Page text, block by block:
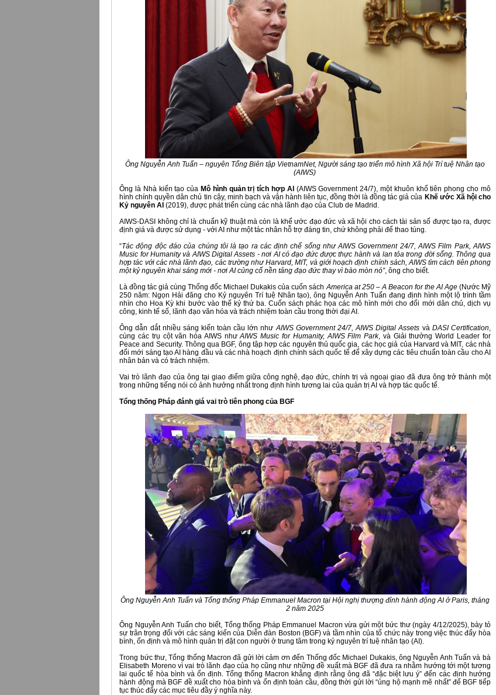
Ông Nguyễn Anh Tuấn – nguyên Tổng Biên tập VietnamNet, Người sáng tạo triển mô hình Xã hội Trí tuệ Nhân tạo
(AIWS)
Ông là Nhà kiến tạo của Mô hình quản trị tích hợp AI (AIWS Government 24/7), một khuôn khổ tiên phong cho mô
hình chính quyền dân chủ tin cậy, minh bạch và vận hành liên tục, đồng thời là đồng tác giả của Khế ước Xã hội cho
Kỷ nguyên AI (2019), được phát triển cùng các nhà lãnh đạo của Club de Madrid.
AIWS-DASI không chỉ là chuẩn kỹ thuật mà còn là khế ước đạo đức và xã hội cho cách tài sản số được tạo ra, được
định giá và được sử dụng - với AI như một tác nhân hỗ trợ đáng tin, chứ không phải để thao túng.
“Tác động độc đáo của chúng tôi là tạo ra các định chế sống như AIWS Government 24/7, AIWS Film Park, AIWS
Music for Humanity và AIWS Digital Assets - nơi AI có đạo đức được thực hành và lan tỏa trong đời sống. Thông qua
hợp tác với các nhà lãnh đạo, các trường như Harvard, MIT, và giới hoạch định chính sách, AIWS tìm cách tiên phong
một kỷ nguyên khai sáng mới - nơi AI củng cố nền tảng đạo đức thay vì bào mòn nó”, ông cho biết.
Là đồng tác giả cùng Thống đốc Michael Dukakis của cuốn sáchAmerica at 250 – A Beacon for the AI Age(Nước Mỹ
250 năm: Ngọn Hải đăng cho Kỷ nguyên Trí tuệ Nhân tạo), ông Nguyễn Anh Tuấn đang định hình một lộ trình tầm
nhìn cho Hoa Kỳ khi bước vào thế kỷ thứ ba. Cuốn sách phác họa các mô hình mới cho đổi mới dân chủ, dịch vụ
công, kinh tế số, lãnh đạo văn hóa và trách nhiệm toàn cầu trong thời đại AI.
Ông dẫn dắt nhiều sáng kiến toàn cầu lớn nhưAIWS Government 24/7, AIWS Digital Assets và DASI Certification,
cùng các trụ cột văn hóa AIWS nhưAIWS Music for Humanity, AIWS Film Park, và Giải thưởng World Leader for
Peace and Security. Thông qua BGF, ông tập hợp các nguyên thủ quốc gia, các học giả của Harvard và MIT, các nhà
đổi mới sáng tạo AI hàng đầu và các nhà hoạch định chính sách quốc tế để xây dựng các tiêu chuẩn toàn cầu cho AI
nhân bản và có trách nhiệm.
Vai trò lãnh đạo của ông tại giao điểm giữa công nghệ, đạo đức, chính trị và ngoại giao đã đưa ông trở thành một
trong những tiếng nói có ảnh hưởng nhất trong định hình tương lai của quản trị AI và hợp tác quốc tế.
Tổng thống Pháp đánh giá vai trò tiên phong của BGF
Ông Nguyễn Anh Tuấn và Tổng thống Pháp Emmanuel Macron tại Hội nghị thượng đỉnh hành động AI ở Paris, tháng
2 năm 2025
Ông Nguyễn Anh Tuấn cho biết, Tổng thống Pháp Emmanuel Macron vừa gửi một bức thư (ngày 4/12/2025), bày tỏ
sự trân trọng đối với các sáng kiến của Diễn đàn Boston (BGF) và tầm nhìn của tổ chức này trong việc thúc đẩy hòa
bình, ổn định và mô hình quản trị đặt con người ở trung tâm trong kỷ nguyên trí tuệ nhân tạo (AI).
Trong bức thư, Tổng thống Macron đã gửi lời cảm ơn đến Thống đốc Michael Dukakis, ông Nguyễn Anh Tuấn và bà
Elisabeth Moreno vì vai trò lãnh đạo của họ cũng như những đề xuất mà BGF đã đưa ra nhằm hướng tới một tương
lai quốc tế hòa bình và ổn định. Tổng thống Macron khẳng định rằng ông đã “đặc biệt lưu ý” đến các định hướng
hành động mà BGF đề xuất cho hòa bình và ổn định toàn cầu, đồng thời gửi lời “ủng hộ mạnh mẽ nhất” để BGF tiếp
tục thúc đẩy các mục tiêu đầy ý nghĩa này.